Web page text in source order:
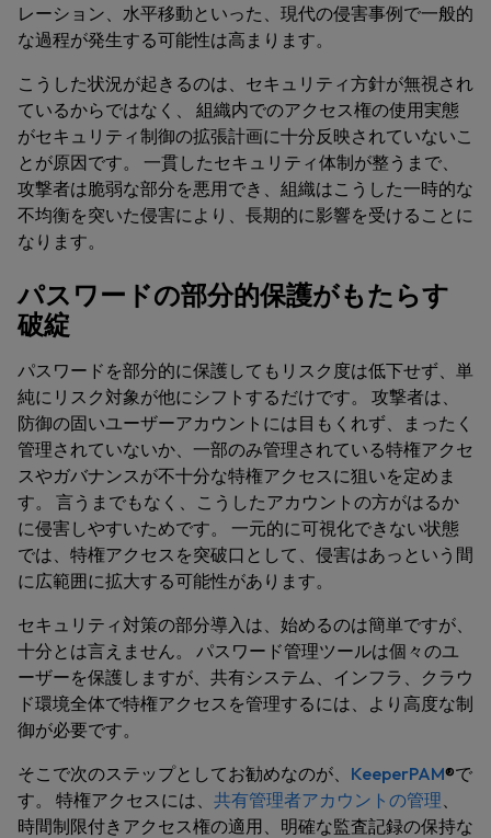
レーション、水平移動といった、現代の侵害事例で一般的
な過程が発生する可能性は高まります。
こうした状況が起きるのは、セキュリティ方針が無視され
ているからではなく、 組織内でのアクセス権の使用実態
がセキュリティ制御の拡張計画に十分反映されていないこ
とが原因です。 一貫したセキュリティ体制が整うまで、
攻撃者は脆弱な部分を悪用でき、組織はこうした一時的な
不均衡を突いた侵害により、長期的に影響を受けることに
なります。
パスワードの部分的保護がもたらす
破綻
パスワードを部分的に保護してもリスク度は低下せず、単
純にリスク対象が他にシフトするだけです。 攻撃者は、
防御の固いユーザーアカウントには目もくれず、まったく
管理されていないか、一部のみ管理されている特権アクセ
スやガバナンスが不十分な特権アクセスに狙いを定めま
す。 言うまでもなく、こうしたアカウントの方がはるか
に侵害しやすいためです。 一元的に可視化できない状態
では、特権アクセスを突破口として、侵害はあっという間
に広範囲に拡大する可能性があります。
セキュリティ対策の部分導入は、始めるのは簡単ですが、
十分とは言えません。 パスワード管理ツールは個々のユ
ーザーを保護しますが、共有システム、インフラ、クラウ
ド環境全体で特権アクセスを管理するには、より高度な制
御が必要です。
そこで次のステップとしてお勧めなのが、 KeeperPAM®で
す。 特権アクセスには、 共有管理者アカウントの管理、
時間制限付きアクセス権の適用、明確な監査記録の保持な